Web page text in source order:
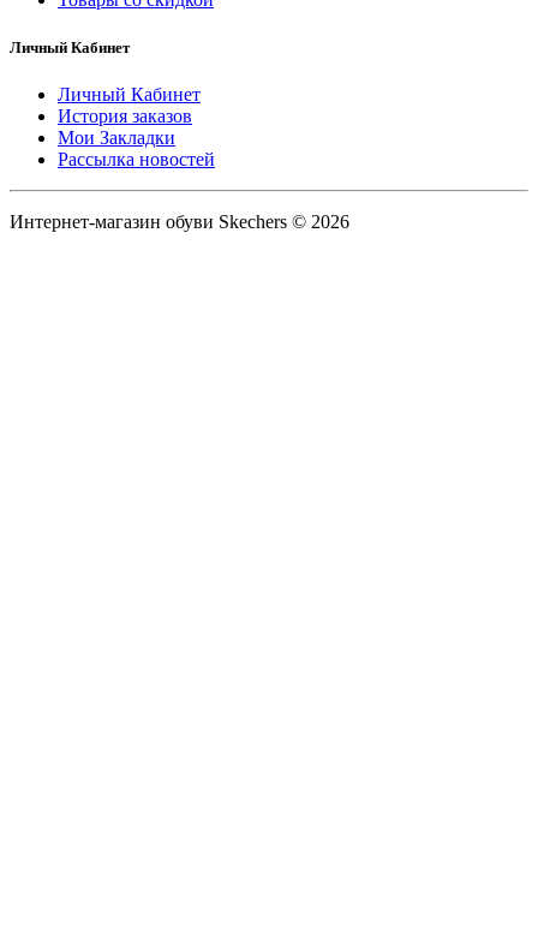
Личный Кабинет
Личный Кабинет
История заказов
Мои Закладки
Рассылка новостей
Интернет-магазин обуви Skechers © 2026